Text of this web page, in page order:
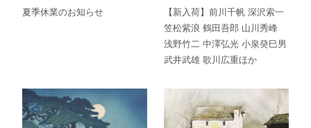
夏季休業のお知らせ
【新入荷】前川千帆 深沢索一
笠松紫浪 鶴田吾郎 山川秀峰
浅野竹二 中澤弘光 小泉癸巳男
武井武雄 歌川広重ほか